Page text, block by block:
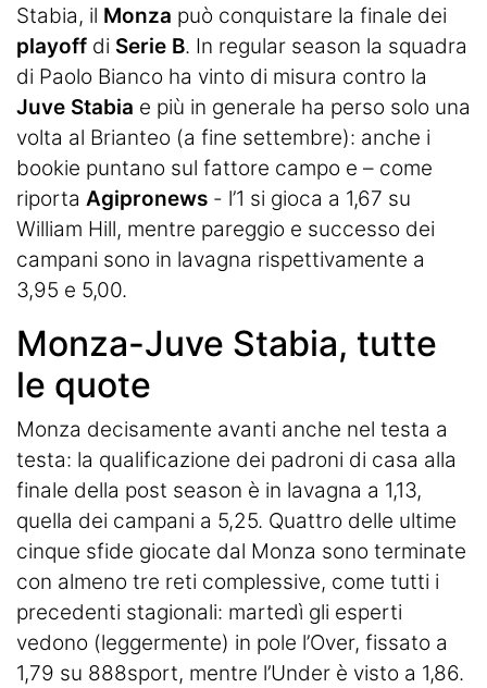
Eventi
Stabia, il Monza può conquistare la finale dei
playoff di Serie B. In regular season la squadra
di Paolo Bianco ha vinto di misura contro la
Juve Stabia e più in generale ha perso solo una
volta al Brianteo (a fine settembre): anche i
bookie puntano sul fattore campo e – come
riporta Agipronews - l’1 si gioca a 1,67 su
William Hill, mentre pareggio e successo dei
campani sono in lavagna rispettivamente a
3,95 e 5,00.
Monza-Juve Stabia, tutte
le quote
Monza decisamente avanti anche nel testa a
testa: la qualificazione dei padroni di casa alla
finale della post season è in lavagna a 1,13,
quella dei campani a 5,25. Quattro delle ultime
cinque sfide giocate dal Monza sono terminate
con almeno tre reti complessive, come tutti i
precedenti stagionali: martedì gli esperti
vedono (leggermente) in pole l’Over, fissato a
1,79 su 888sport, mentre l’Under è visto a 1,86.